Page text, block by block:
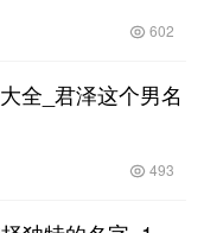
602
全_君泽这个男名
493